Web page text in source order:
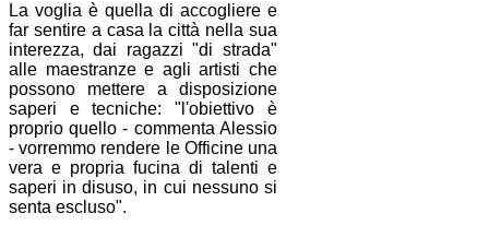
La voglia è quella di accogliere e
far sentire a casa la città nella sua
interezza, dai ragazzi "di strada"
alle maestranze e agli artisti che
possono mettere a disposizione
saperi e tecniche: "l'obiettivo è
proprio quello - commenta Alessio
- vorremmo rendere le Officine una
vera e propria fucina di talenti e
saperi in disuso, in cui nessuno si
senta escluso".